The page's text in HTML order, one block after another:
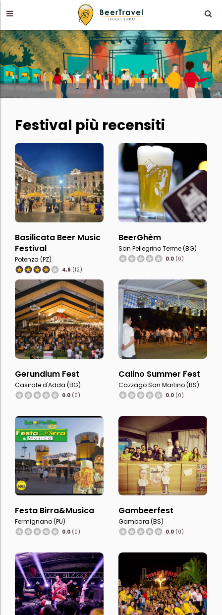
Festival più recensiti
Basilicata Beer Music
Festival
Potenza (PZ)
4,6 (12)
BeerGhèm
San Pellegrino Terme (BG)
0.0 (0)
Gerundium Fest
Casirate d'Adda (BG)
0.0 (0)
Calino Summer Fest
Cazzago San Martino (BS)
0.0 (0)
Festa Birra&Musica
Fermignano (PU)
0.0 (0)
Gambeerfest
Gambara (BS)
0.0 (0)